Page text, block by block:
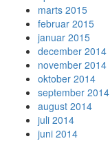
marts 2015
februar 2015
januar 2015
december 2014
november 2014
oktober 2014
september 2014
august 2014
juli 2014
juni 2014